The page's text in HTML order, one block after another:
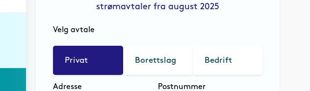
strømavtaler fra august 2025
Velg avtale
Privat Borettslag Bedrift
Adresse Postnummer